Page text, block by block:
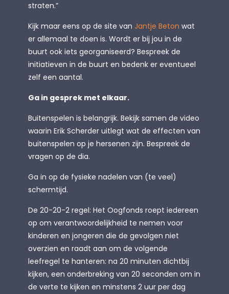
straten.”
Kijk maar eens op de site van Jantje Beton wat
er allemaal te doen is. Wordt er bij jou in de
buurt ook iets georganiseerd? Bespreek de
initiatieven in de buurt en bedenk er eventueel
zelf een aantal.
Ga in gesprek met elkaar.
Buitenspelen is belangrijk. Bekijk samen de video
waarin Erik Scherder uitlegt wat de effecten van
buitenspelen op je hersenen zijn. Bespreek de
vragen op de dia.
Ga in op de fysieke nadelen van (te veel)
schermtijd.
De 20-20-2 regel: Het Oogfonds roept iedereen
op om verantwoordelijkheid te nemen voor
kinderen en jongeren die de gevolgen niet
overzien en raadt aan om de volgende
leefregel te hanteren: na 20 minuten dichtbij
kijken, een onderbreking van 20 seconden om in
de verte te kijken en minstens 2 uur per dag